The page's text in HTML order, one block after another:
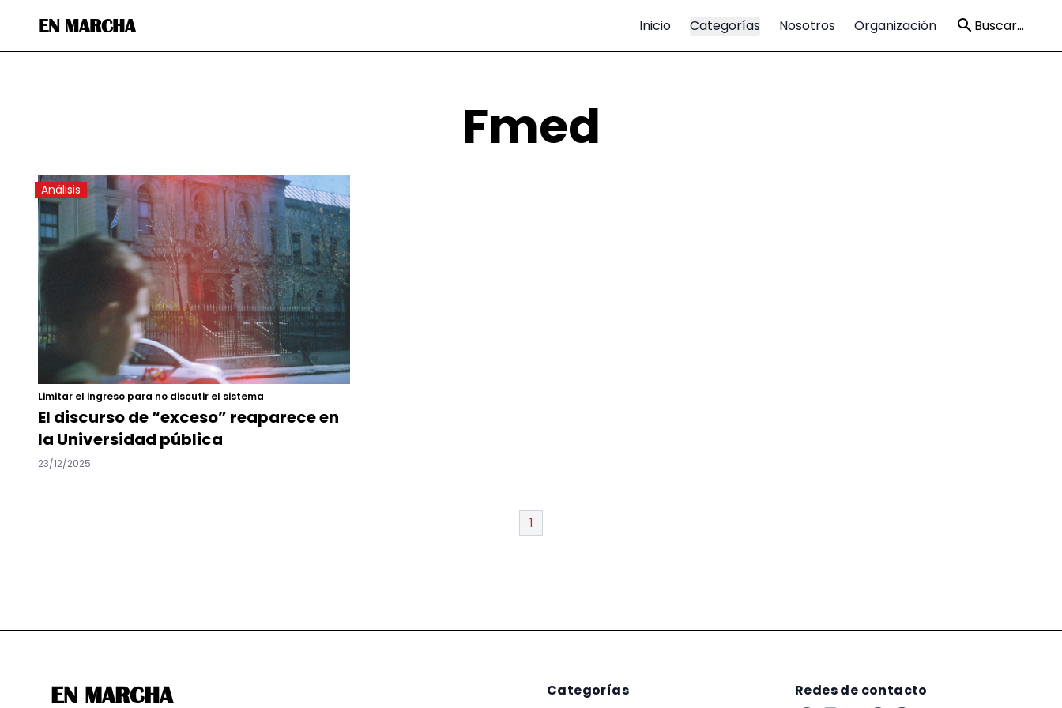
EN MARCHA Inicio Categorías Nosotros Organización Buscar...
Fmed
Análisis
Limitar el ingreso para no discutir el sistema
El discurso de “exceso” reaparece en
la Universidad pública
23/12/2025
1
EN MARCHA Categorías Redes de contacto